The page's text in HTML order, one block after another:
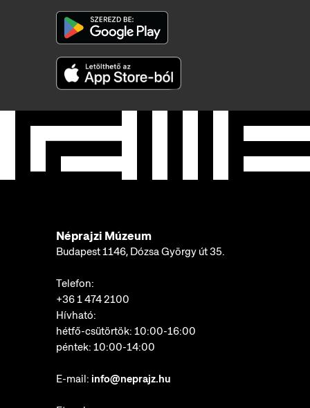
Néprajzi Múzeum
Budapest 1146, Dózsa György út 35.
Telefon:
+36 1 474 2100
Hívható:
hétfő-csütörtök: 10:00-16:00
péntek: 10:00-14:00
E-mail: info@neprajz.hu